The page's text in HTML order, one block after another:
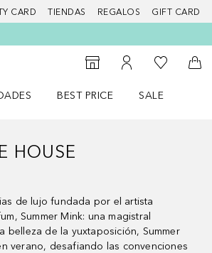
CARD TIENDAS REGALOS GIFT CARD
Al Storefinder
Mi cuenta
Mi lista de
A
BEST PRICE
SALE
HOUSE
de lujo fundada por el artista
Summer Mink: una magistral
belleza de la yuxtaposición, Summer
verano, desafiando las convenciones